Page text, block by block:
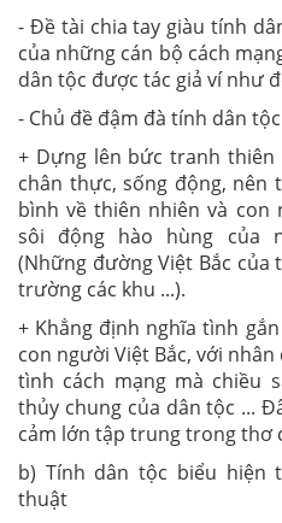
- Đề tài chia tay giàu tính
của những cán bộ cách
dân tộc được tác giả ví như
- Chủ đề đậm đà tính dân
+ Dựng lên bức tranh thiên
chân thực, sống động,
bình về thiên nhiên và con
sôi động hào hùng của
(Những đường Việt Bắc của
trường các khu ...).
+ Khẳng định nghĩa tình
con người Việt Bắc, với
tình cách mạng mà chiều
thủy chung của dân tộc ...
cảm lớn tập trung trong thơ
b) Tính dân tộc biểu hiện
thuật